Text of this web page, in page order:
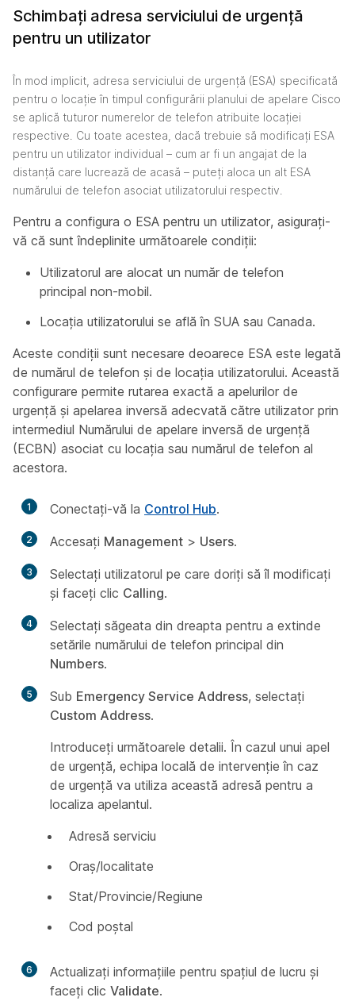
Schimbați adresa serviciului de urgență
pentru un utilizator
În mod implicit, adresa serviciului de urgență (ESA) specificată
pentru o locație în timpul configurării planului de apelare Cisco
se aplică tuturor numerelor de telefon atribuite locației
respective. Cu toate acestea, dacă trebuie să modificați ESA
pentru un utilizator individual – cum ar fi un angajat de la
distanță care lucrează de acasă – puteți aloca un alt ESA
numărului de telefon asociat utilizatorului respectiv.
Pentru a configura o ESA pentru un utilizator, asigurați-
vă că sunt îndeplinite următoarele condiții:
Utilizatorul are alocat un număr de telefon
principal non-mobil.
Locația utilizatorului se află în SUA sau Canada.
Aceste condiții sunt necesare deoarece ESA este legată
de numărul de telefon și de locația utilizatorului. Această
configurare permite rutarea exactă a apelurilor de
urgență și apelarea inversă adecvată către utilizator prin
intermediul Numărului de apelare inversă de urgență
(ECBN) asociat cu locația sau numărul de telefon al
acestora.
1 Conectați-vă la Control Hub.
2 Accesaţi Management > Users.
3
Selectați utilizatorul pe care doriți să îl modificați
și faceți clic Calling.
4
Selectați săgeata din dreapta pentru a extinde
setările numărului de telefon principal din
Numbers.
5 Sub Emergency Service Address, selectați
Custom Address.
Introduceți următoarele detalii. În cazul unui apel
de urgență, echipa locală de intervenție în caz
de urgență va utiliza această adresă pentru a
localiza apelantul.
Adresă serviciu
Oraș/localitate
Stat/Provincie/Regiune
Cod poştal
6
Actualizați informațiile pentru spațiul de lucru și
faceți clic Validate.